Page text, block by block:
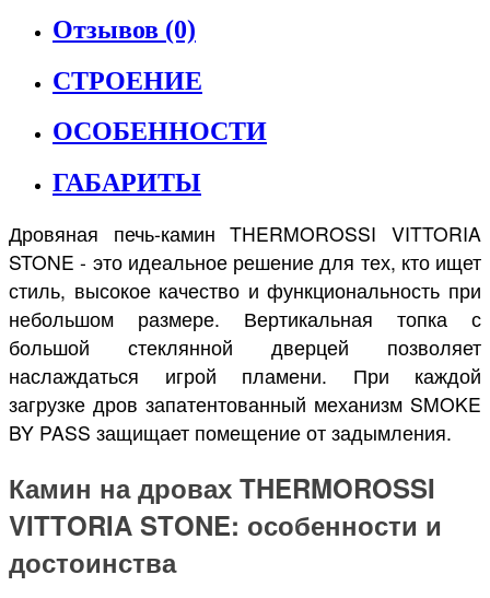
Отзывов (0)
СТРОЕНИЕ
ОСОБЕННОСТИ
ГАБАРИТЫ
Дровяная печь-камин THERMOROSSI VITTORIA
STONE - это идеальное решение для тех, кто ищет
стиль, высокое качество и функциональность при
небольшом размере. Вертикальная топка с
большой стеклянной дверцей позволяет
наслаждаться игрой пламени. При каждой
загрузке дров запатентованный механизм SMOKE
BY PASS защищает помещение от задымления.
Камин на дровах THERMOROSSI
VITTORIA STONE: особенности и
достоинства